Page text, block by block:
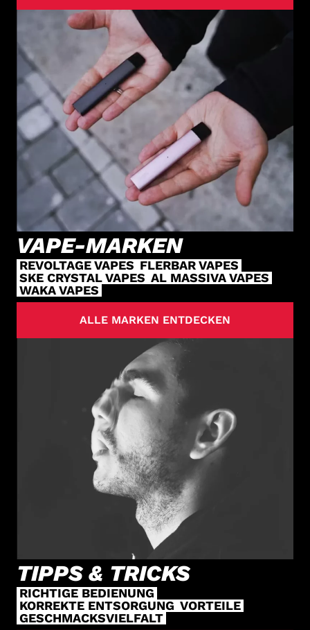
VAPE-MARKEN
REVOLTAGE VAPES FLERBAR VAPES
SKE CRYSTAL VAPES AL MASSIVA VAPES
WAKA VAPES
ALLE MARKEN ENTDECKEN
TIPPS & TRICKS
RICHTIGE BEDIENUNG
KORREKTE ENTSORGUNG VORTEILE
GESCHMACKSVIELFALT